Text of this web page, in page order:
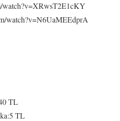
watch?v=XRwsT2E1cKY
watch?v=N6UaMEEdprA
TL
TL